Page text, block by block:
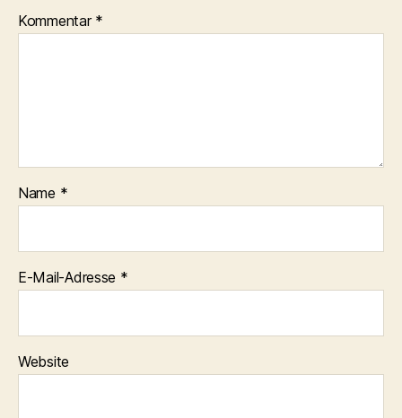
Kommentar *
Name *
E-Mail-Adresse *
Website